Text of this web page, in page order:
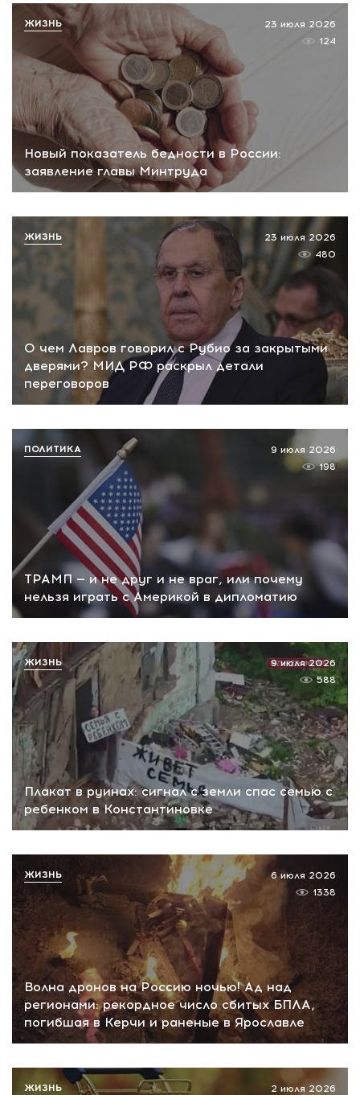
Новый показатель бедности в России:
заявление главы Минтруда
23 июля 2026
124
ЖИЗНЬ
О чем Лавров говорил с Рубио за закрытыми
дверями? МИД РФ раскрыл детали
переговоров
23 июля 2026
480
ЖИЗНЬ
ТРАМП — и не друг и не враг, или почему
нельзя играть с Америкой в дипломатию
9 июля 2026
198
ПОЛИТИКА
Плакат в руинах: сигнал с земли спас семью с
ребенком в Константиновке
9 июля 2026
588
ЖИЗНЬ
Волна дронов на Россию ночью! Ад над
регионами: рекордное число сбитых БПЛА,
погибшая в Керчи и раненые в Ярославле
6 июля 2026
1338
ЖИЗНЬ
2 июля 2026
ЖИЗНЬ